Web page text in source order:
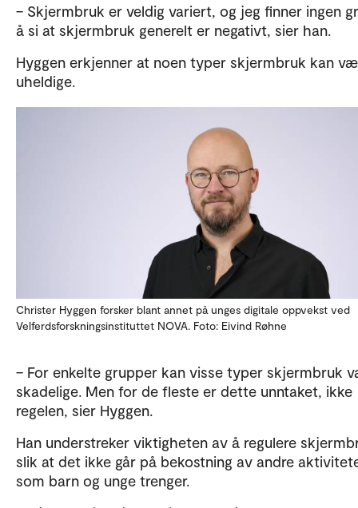
– Skjermbruk er veldig variert, og jeg finner ingen
å si at skjermbruk generelt er negativt, sier han.
Hyggen erkjenner at noen typer skjermbruk kan
uheldige.
Christer Hyggen forsker blant annet på unges digitale oppvekst ved
Velferdsforskningsinstituttet NOVA. Foto: Eivind Røhne
– For enkelte grupper kan visse typer skjermbruk
skadelige. Men for de fleste er dette unntaket, ikke
regelen, sier Hyggen.
Han understreker viktigheten av å regulere
slik at det ikke går på bekostning av andre
som barn og unge trenger.